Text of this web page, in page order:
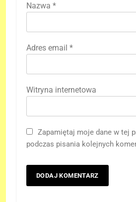
Nazwa *
Adres email *
Witryna internetowa
Zapamiętaj moje dane w tej
podczas pisania kolejnych